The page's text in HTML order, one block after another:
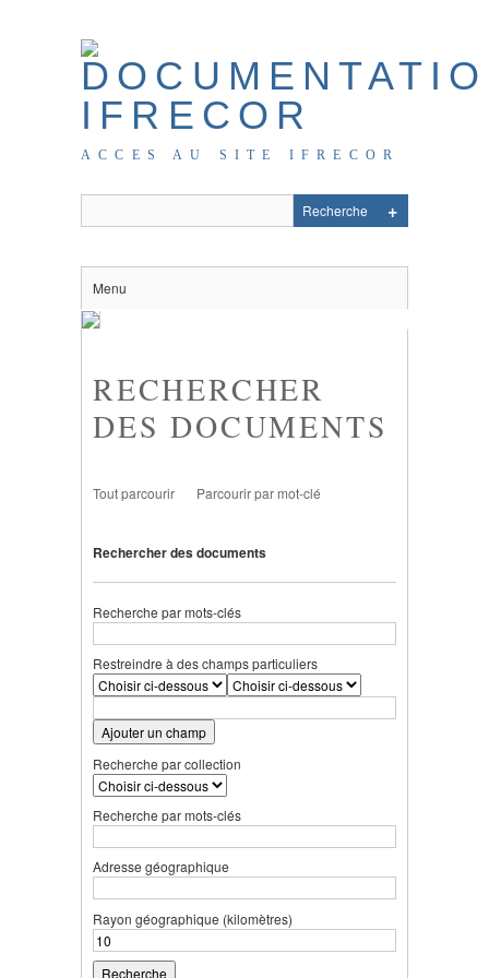
ACCES AU SITE IFRECOR
Menu
RECHERCHER
DES DOCUMENTS
Tout parcourir Parcourir par mot-clé
Rechercher des documents
Recherche par mots-clés
Restreindre à des champs particuliers
Ajouter un champ
Recherche par collection
Recherche par mots-clés
Adresse géographique
Rayon géographique (kilomètres)